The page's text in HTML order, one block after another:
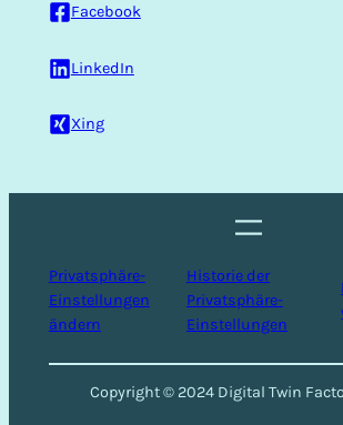
Facebook
LinkedIn
Xing
Privatsphäre-
Einstellungen
ändern
Historie der
Privatsphäre-
Einstellungen
Copyright © 2024 Digital Twin